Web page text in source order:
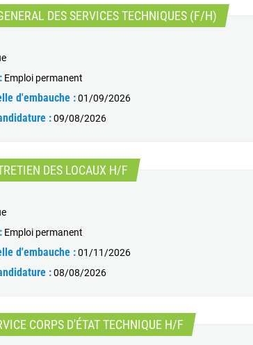
DES SERVICES TECHNIQUES (F/H)
Emploi permanent
d'embauche : 01/09/2026
: 09/08/2026
DES LOCAUX H/F(Nouvelle fenêtre)
Emploi permanent
d'embauche : 01/11/2026
: 08/08/2026
CORPS D'ÉTAT TECHNIQUE H/F(Nouvelle